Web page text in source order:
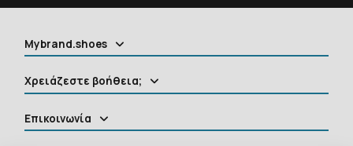
Mybrand.shoes
Χρειάζεστε βοήθεια;
Επικοινωνία